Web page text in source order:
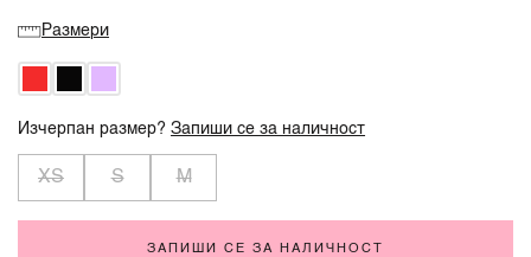
Размери
Изчерпан размер?Запиши се за наличност
XS S M
ЗАПИШИ СЕ ЗА НАЛИЧНОСТ